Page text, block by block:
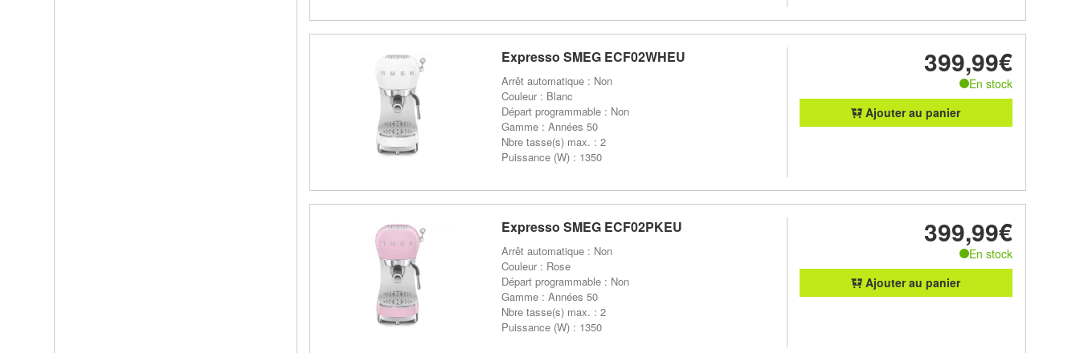
Expresso SMEG ECF02WHEU
Arrêt automatique : Non
Couleur : Blanc
Départ programmable : Non
Gamme : Années 50
Nbre tasse(s) max. : 2
Puissance (W) : 1350
399,99€
En stock
Ajouter au panier
Expresso SMEG ECF02PKEU
Arrêt automatique : Non
Couleur : Rose
Départ programmable : Non
Gamme : Années 50
Nbre tasse(s) max. : 2
Puissance (W) : 1350
399,99€
En stock
Ajouter au panier